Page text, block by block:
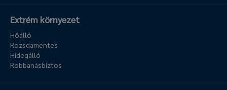
Extrém környezet
Hőálló
Rozsdamentes
Hidegálló
Robbanásbiztos